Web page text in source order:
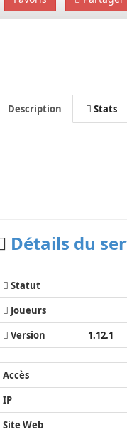
Description Stats
Détails du
Statut
Joueurs
Version
1.12.1
Accès
IP
Site Web